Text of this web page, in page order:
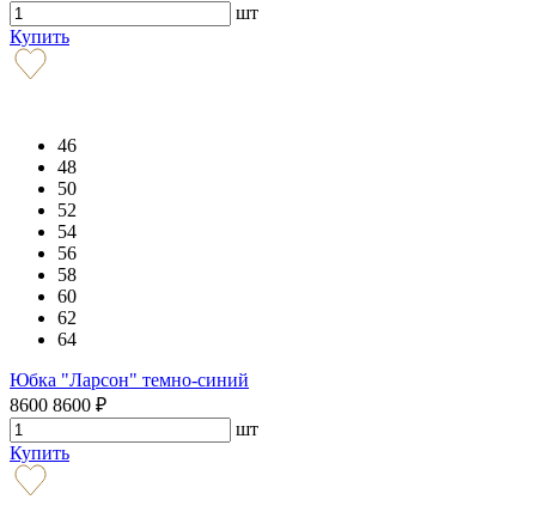
шт
Купить
46
48
50
52
54
56
58
60
62
64
Юбка "Ларсон" темно-синий
8600 8600 ₽
шт
Купить